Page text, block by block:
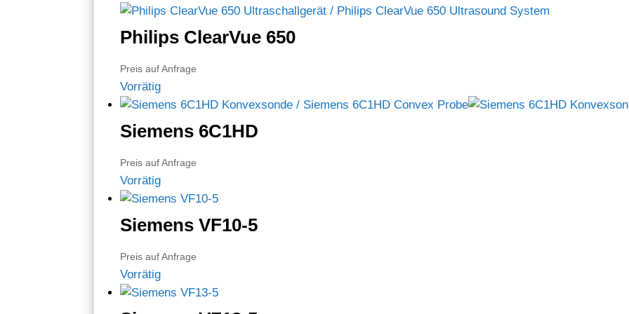
Philips ClearVue 650
Preis auf Anfrage
Vorrätig
Siemens 6C1HD
Preis auf Anfrage
Vorrätig
Siemens VF10-5
Preis auf Anfrage
Vorrätig